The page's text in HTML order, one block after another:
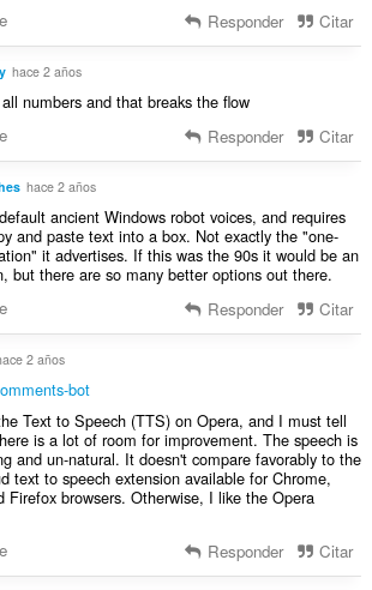
Responder Citar
hace 2 años
numbers and that breaks the flow
Responder Citar
hace 2 años
ancient Windows robot voices, and requires
and paste text into a box. Not exactly the "one-
it advertises. If this was the 90s it would be an
but there are so many better options out there.
Responder Citar
2 años
bot
Text to Speech (TTS) on Opera, and I must tell
is a lot of room for improvement. The speech is
and un-natural. It doesn't compare favorably to the
text to speech extension available for Chrome,
Firefox browsers. Otherwise, I like the Opera
Responder Citar